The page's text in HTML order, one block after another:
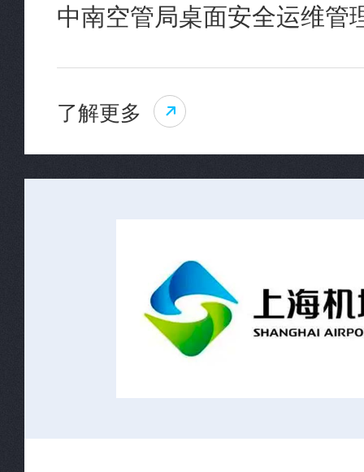
中南空管局桌面安全运维管
了解更多 